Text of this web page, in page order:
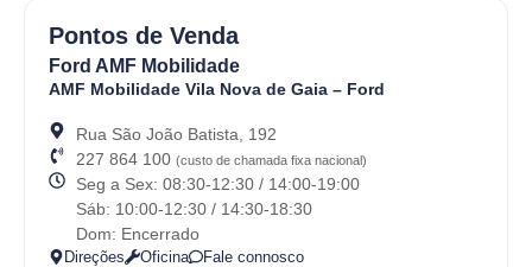
Pontos de Venda
Ford AMF Mobilidade
AMF Mobilidade Vila Nova de Gaia – Ford
Rua São João Batista, 192
227 864 100 (custo de chamada fixa nacional)
Seg a Sex: 08:30-12:30 / 14:00-19:00
Sáb: 10:00-12:30 / 14:30-18:30
Dom: Encerrado
Direções Oficina Fale connosco